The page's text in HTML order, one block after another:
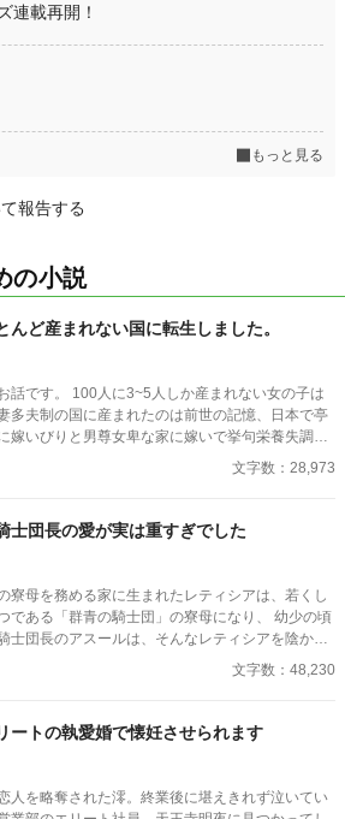
連載再開！
もっと見る
報告する
の小説
んど産まれない国に転生しました。
しか産まれない女の子は
多夫制の国に産まれたのは前世の記憶、日本で亭
嫁いびりと男尊女卑な家に嫁いで挙句栄養失調と
和になってもまだ昭和な家庭！でありえない最後
央、享年44歳 そんな彼女を不憫に思っ
文字数：28,973
士団長の愛が実は重すぎでした
寮母を務める家に生まれたレティシアは、若くし
である「群青の騎士団」の寮母になり、 幼少の頃
士団長のアスールは、そんなレティシアを陰から
いた。レティシアにとってアスールは兄のような
に兄としてだけではない思いを持ちはじめてしま
……。兄としてしか思われていないと思っている
ィシアへの思いを拗らせながらどんどん膨らませ
う恋心、アスールとライバルの心理戦。拗らせ溺
れだけどハッピーエンドです。 ☆他投稿サイ
います。 ☆番外編はアスールの同僚ノアールがメ
文字数：48,230
ートの執愛婚で懐妊させられます
人を略奪された澪。終業後に堪えきれず泣いてい